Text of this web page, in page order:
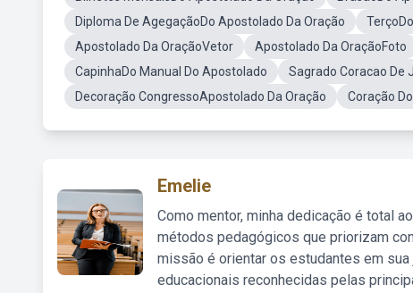
Diploma De AgegaçãoDo Apostolado Da Oração
Apostolado Da OraçãoVetor
Apostolado Da OraçãoFoto
CapinhaDo Manual Do Apostolado
Sagrado Coracao De
Decoração CongressoApostolado Da Oração
Coração
Emelie
Como mentor, minha dedicação é total
métodos pedagógicos que priorizam
missão é orientar os estudantes em
educacionais reconhecidas pelas